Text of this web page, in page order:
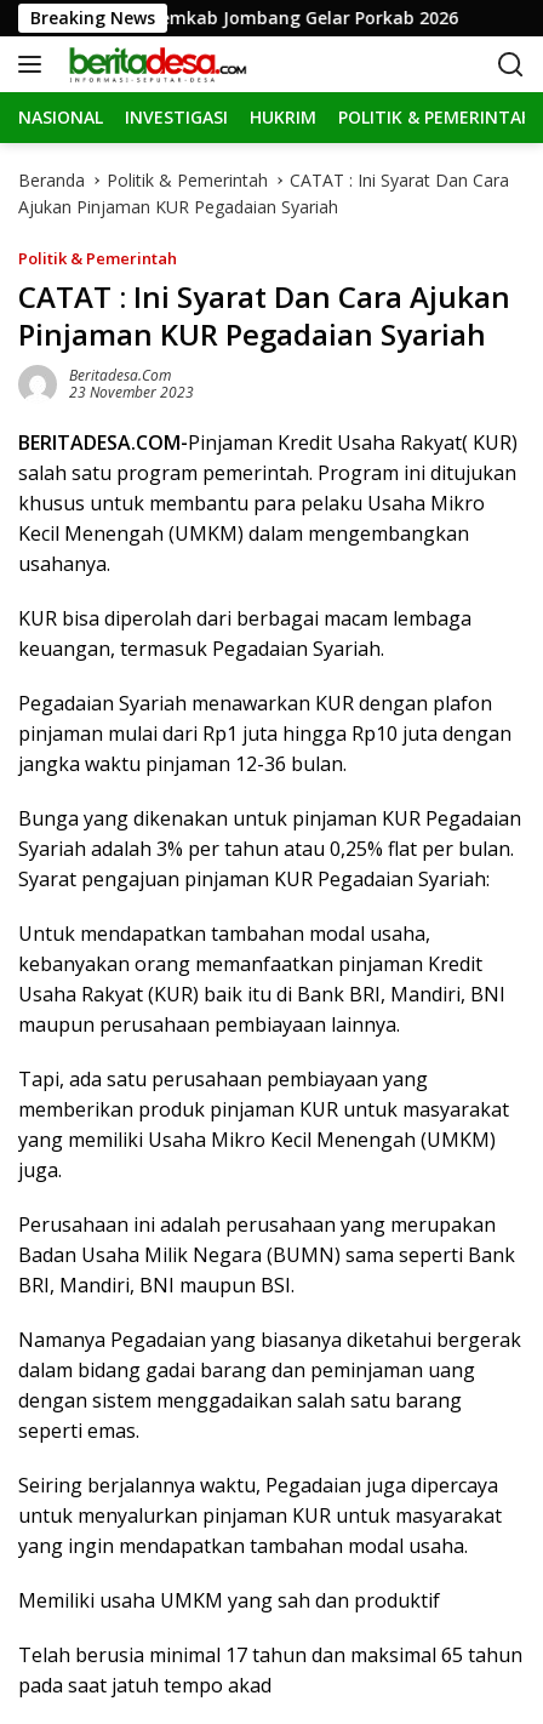
a
g
u
Breaking News
81 RI, Pemkab Jombang Gelar Porkab 2026
NASIONAL INVESTIGASI HUKRIM POLITIK & PEMERINTAH
Beranda Politik & Pemerintah
CATAT : Ini Syarat Dan Cara
Ajukan Pinjaman KUR Pegadaian Syariah
Politik & Pemerintah
CATAT : Ini Syarat Dan Cara Ajukan
Pinjaman KUR Pegadaian Syariah
Beritadesa.com
23 November 2023
BERITADESA.COM-Pinjaman Kredit Usaha Rakyat( KUR)
salah satu program pemerintah. Program ini ditujukan
khusus untuk membantu para pelaku Usaha Mikro
Kecil Menengah (UMKM) dalam mengembangkan
usahanya.
KUR bisa diperolah dari berbagai macam lembaga
keuangan, termasuk Pegadaian Syariah.
Pegadaian Syariah menawarkan KUR dengan plafon
pinjaman mulai dari Rp1 juta hingga Rp10 juta dengan
jangka waktu pinjaman 12-36 bulan.
Bunga yang dikenakan untuk pinjaman KUR Pegadaian
Syariah adalah 3% per tahun atau 0,25% flat per bulan.
Syarat pengajuan pinjaman KUR Pegadaian Syariah:
Untuk mendapatkan tambahan modal usaha,
kebanyakan orang memanfaatkan pinjaman Kredit
Usaha Rakyat (KUR) baik itu di Bank BRI, Mandiri, BNI
maupun perusahaan pembiayaan lainnya.
Tapi, ada satu perusahaan pembiayaan yang
memberikan produk pinjaman KUR untuk masyarakat
yang memiliki Usaha Mikro Kecil Menengah (UMKM)
juga.
Perusahaan ini adalah perusahaan yang merupakan
Badan Usaha Milik Negara (BUMN) sama seperti Bank
BRI, Mandiri, BNI maupun BSI.
Namanya Pegadaian yang biasanya diketahui bergerak
dalam bidang gadai barang dan peminjaman uang
dengan sistem menggadaikan salah satu barang
seperti emas.
Seiring berjalannya waktu, Pegadaian juga dipercaya
untuk menyalurkan pinjaman KUR untuk masyarakat
yang ingin mendapatkan tambahan modal usaha.
Memiliki usaha UMKM yang sah dan produktif
Telah berusia minimal 17 tahun dan maksimal 65 tahun
pada saat jatuh tempo akad